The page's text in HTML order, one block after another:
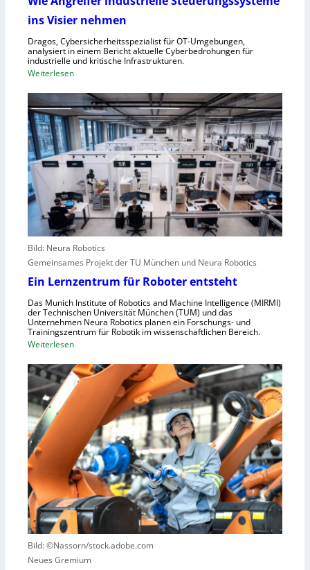
ü
r
e
n
t
r
a
l
e
u
r
o
p
a
r
n
,
w
a
c
h
s
e
l
l
e
c
h
n
e
l
e
r
u
n
u
t
z
e
n
ins Visier nehmen
Dragos, Cybersicherheitsspezialist für OT-Umgebungen,
analysiert in einem Bericht aktuelle Cyberbedrohungen für
industrielle und kritische Infrastrukturen.
Weiterlesen:
e
A
n
g
e
i
f
e
r
i
u
s
t
r
i
e
l
e
u
e
r
u
Bild: Neura Robotics
Gemeinsames Projekt der TU München und Neura Robotics
Ein Lernzentrum für Roboter entsteht
Das Munich Institute of Robotics and Machine Intelligence (MIRMI)
der Technischen Universität München (TUM) und das
Unternehmen Neura Robotics planen ein Forschungs- und
Trainingszentrum für Robotik im wissenschaftlichen Bereich.
Weiterlesen:
i
n
z
e
n
t
r
u
m
f
Bild: ©Nassorn/stock.adobe.com
Neues Gremium